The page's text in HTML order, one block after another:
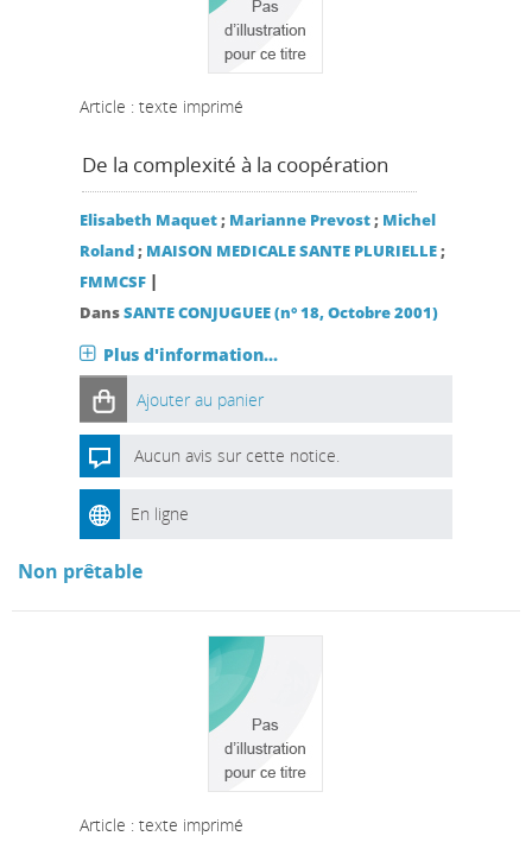
Article : texte imprimé
De la complexité à la coopération
Elisabeth Maquet; Marianne Prevost; Michel
Roland; MAISON MEDICALE SANTE PLURIELLE;
FMMCSF |
DansSANTE CONJUGUEE (n° 18, Octobre 2001)
Plus d'information...
Ajouter au panier
Aucun avis sur cette notice.
En ligne
Non prêtable
Article : texte imprimé